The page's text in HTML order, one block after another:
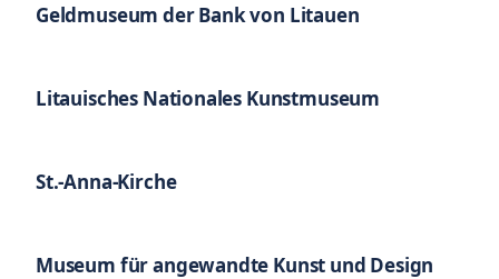
Geldmuseum der Bank von Litauen
Litauisches Nationales Kunstmuseum
St.-Anna-Kirche
Museum für angewandte Kunst und Design